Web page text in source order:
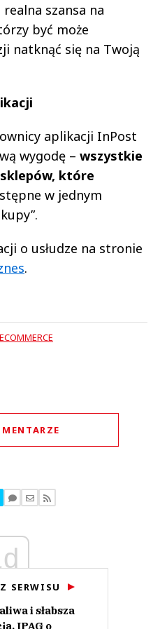
szansa na
być może
natknąć się na Twoją
aplikacji InPost
wygodę – wszystkie
które
w jednym
o usłudze na stronie
.
komentarzy
komentarze
SERWISU
i słabsza
IPAG o